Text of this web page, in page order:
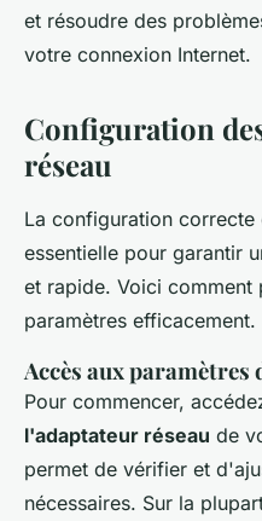
et résoudre des
votre connexion Internet.
Configuration
réseau
La configuration correcte
essentielle pour garantir
et rapide. Voici comment
paramètres efficacement.
Accès aux paramètres
Pour commencer,
l'adaptateur réseau de
permet de vérifier et
nécessaires. Sur la